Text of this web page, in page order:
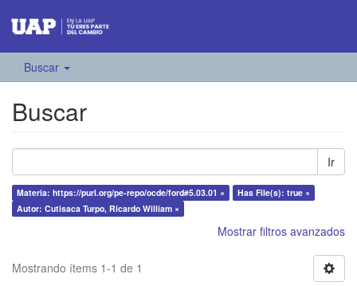
Buscar
Buscar
Ir
Materia: https://purl.org/pe-repo/ocde/ford#5.03.01 ×
Has File(s): true ×
Autor: Cutisaca Turpo, Ricardo William ×
Mostrar filtros avanzados
Mostrando ítems 1-1 de 1